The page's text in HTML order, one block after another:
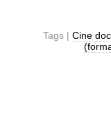
Tags | Cine